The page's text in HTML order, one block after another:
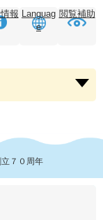
報 Languag
e
閲覧補助
ー
７０周年